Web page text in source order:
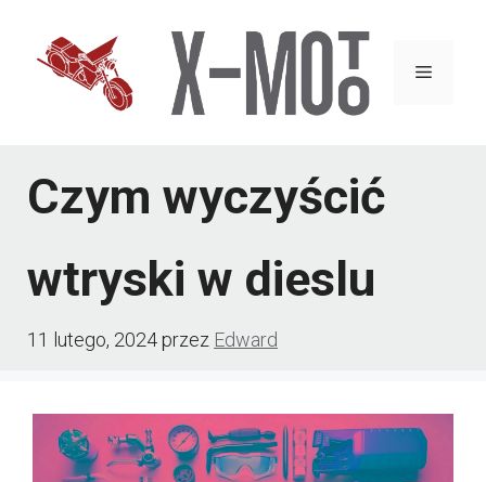
Menu
Czym wyczyścić
wtryski w dieslu
11 lutego, 2024przez Edward